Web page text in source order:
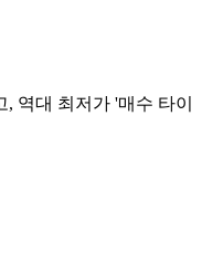
역대 최저가 '매수 타이